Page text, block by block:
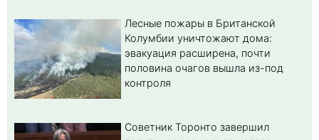
Лесные пожары в Британской
Колумбии уничтожают дома:
эвакуация расширена, почти
половина очагов вышла из-под
контроля
Советник Торонто завершил